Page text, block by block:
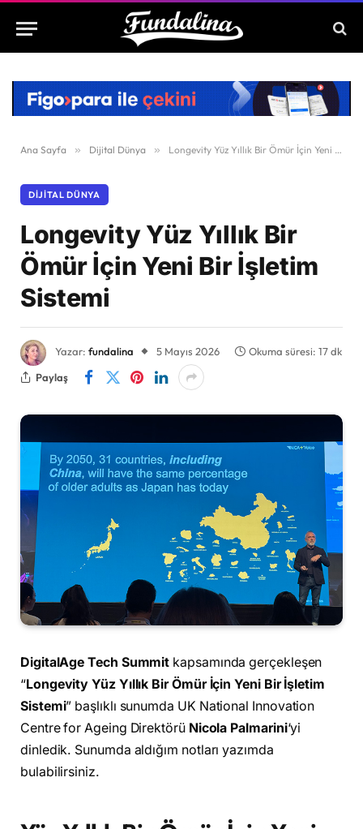
Ana Sayfa » Dijital Dünya » Longevity Yüz Yıllık Bir Ömür İçin Yeni Bir İşletim Sistemi
DIJITAL DÜNYA
Longevity Yüz Yıllık Bir
Ömür İçin Yeni Bir İşletim
Sistemi
Yazar: fundalina 5 Mayıs 2026
Okuma süresi: 17 dk
Paylaş
DigitalAge Tech Summit kapsamında gerçekleşen
“Longevity Yüz Yıllık Bir Ömür İçin Yeni Bir İşletim
Sistemi” başlıklı sunumda UK National Innovation
Centre for Ageing Direktörü Nicola Palmarini‘yi
dinledik. Sunumda aldığım notları yazımda
bulabilirsiniz.